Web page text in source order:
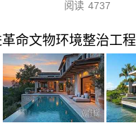
阅读 4737
命文物环境整治工程